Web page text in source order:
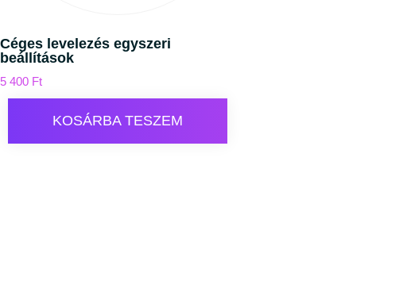
Céges levelezés egyszeri
beállítások
5 400 Ft
KOSÁRBA TESZEM